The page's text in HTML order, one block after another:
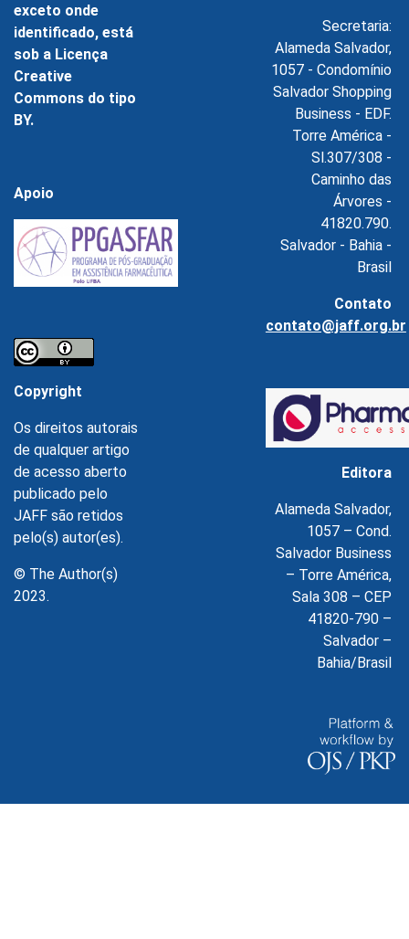
exceto onde
identificado, está
sob a Licença
Creative
Commons do tipo
BY.
Apoio
Copyright
Os direitos autorais
de qualquer artigo
de acesso aberto
publicado pelo
JAFF são retidos
pelo(s) autor(es).
© The Author(s)
2023.
Secretaria:
Alameda Salvador,
1057 - Condomínio
Salvador Shopping
Business - EDF.
Torre América -
Sl.307/308 -
Caminho das
Árvores -
41820.790.
Salvador - Bahia -
Brasil
Contato
contato@jaff.org.br
Editora
Alameda Salvador,
1057 – Cond.
Salvador Business
– Torre América,
Sala 308 – CEP
41820-790 –
Salvador –
Bahia/Brasil